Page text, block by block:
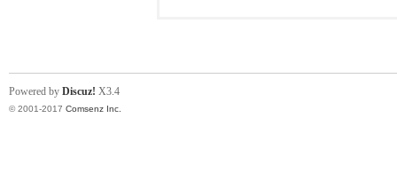
Powered by Discuz! X3.4
© 2001-2017 Comsenz Inc.